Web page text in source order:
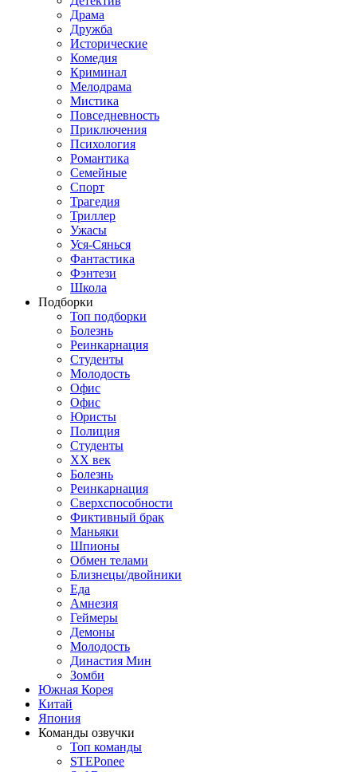
Драма
Дружба
Исторические
Комедия
Криминал
Мелодрама
Мистика
Повседневность
Приключения
Психология
Романтика
Семейные
Спорт
Трагедия
Триллер
Ужасы
Уся-Сянься
Фантастика
Фэнтези
Школа
Подборки
Топ подборки
Болезнь
Реинкарнация
Студенты
Молодость
Офис
Офис
Юристы
Полиция
Студенты
ХХ век
Болезнь
Реинкарнация
Сверхспособности
Фиктивный брак
Маньяки
Шпионы
Обмен телами
Близнецы/двойники
Еда
Амнезия
Геймеры
Демоны
Молодость
Династия Мин
Зомби
Южная Корея
Китай
Япония
Команды озвучки
Топ команды
STEPonee